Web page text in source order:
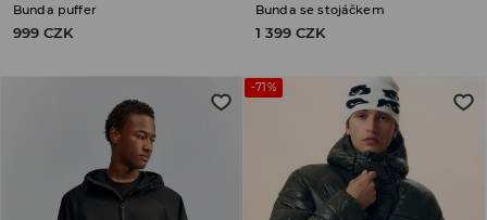
Bunda puffer
999 CZK
Bunda se stojáčkem
1 399 CZK
-71%